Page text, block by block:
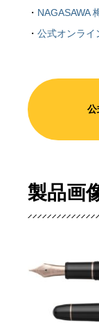
・ NAGASAWA
・ 公式オンライ
公
製品画